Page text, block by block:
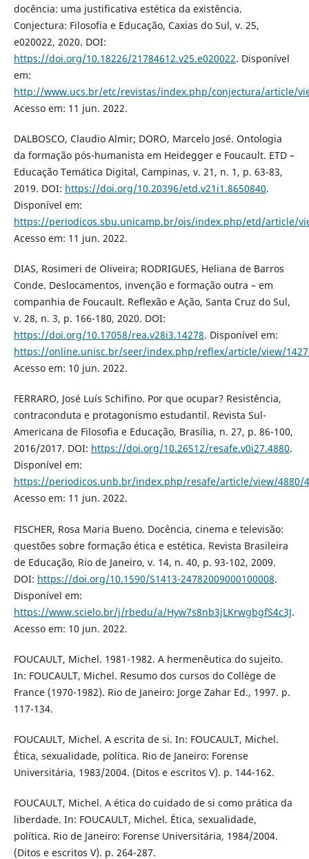
docência: uma justificativa estética da existência.
Conjectura: Filosofia e Educação, Caxias do Sul, v. 25,
e020022, 2020. DOI:
https://doi.org/10.18226/21784612.v25.e020022. Disponível
em:
http://www.ucs.br/etc/revistas/index.php/conjectura/article/
Acesso em: 11 jun. 2022.
DALBOSCO, Claudio Almir; DORO, Marcelo José. Ontologia
da formação pós-humanista em Heidegger e Foucault. ETD –
Educação Temática Digital, Campinas, v. 21, n. 1, p. 63-83,
2019. DOI: https://doi.org/10.20396/etd.v21i1.8650840.
Disponível em:
https://periodicos.sbu.unicamp.br/ojs/index.php/etd/article/
Acesso em: 11 jun. 2022.
DIAS, Rosimeri de Oliveira; RODRIGUES, Heliana de Barros
Conde. Deslocamentos, invenção e formação outra – em
companhia de Foucault. Reflexão e Ação, Santa Cruz do Sul,
v. 28, n. 3, p. 166-180, 2020. DOI:
https://doi.org/10.17058/rea.v28i3.14278. Disponível em:
https://online.unisc.br/seer/index.php/reflex/article/view/
Acesso em: 10 jun. 2022.
FERRARO, José Luís Schifino. Por que ocupar? Resistência,
contraconduta e protagonismo estudantil. Revista Sul-
Americana de Filosofia e Educação, Brasília, n. 27, p. 86-100,
2016/2017. DOI: https://doi.org/10.26512/resafe.v0i27.4880.
Disponível em:
https://periodicos.unb.br/index.php/resafe/article/view/4880/
Acesso em: 11 jun. 2022.
FISCHER, Rosa Maria Bueno. Docência, cinema e televisão:
questões sobre formação ética e estética. Revista Brasileira
de Educação, Rio de Janeiro, v. 14, n. 40, p. 93-102, 2009.
DOI: https://doi.org/10.1590/S1413-24782009000100008.
Disponível em:
https://www.scielo.br/j/rbedu/a/Hyw7s8nb3jLKrwgbgfS4c3J.
Acesso em: 10 jun. 2022.
FOUCAULT, Michel. 1981-1982. A hermenêutica do sujeito.
In: FOUCAULT, Michel. Resumo dos cursos do Collège de
France (1970-1982). Rio de Janeiro: Jorge Zahar Ed., 1997. p.
117-134.
FOUCAULT, Michel. A escrita de si. In: FOUCAULT, Michel.
Ética, sexualidade, política. Rio de Janeiro: Forense
Universitária, 1983/2004. (Ditos e escritos V). p. 144-162.
FOUCAULT, Michel. A ética do cuidado de si como prática da
liberdade. In: FOUCAULT, Michel. Ética, sexualidade,
política. Rio de Janeiro: Forense Universitária, 1984/2004.
(Ditos e escritos V). p. 264-287.